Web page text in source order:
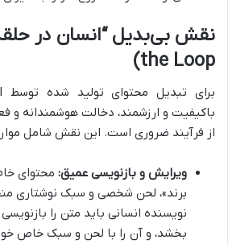
the Loop)
باکیفیت و ارزشمند، دخالت هوشمندانه و
از فرآیند ضروری است. این نقش شامل
ویرایش و بازنویسی عمیق:
برند»، لحن شخصی و سبک نوشتاری
نویسنده انسانی باید متن را
بخشد، و آن را با لحن و سبک خاص